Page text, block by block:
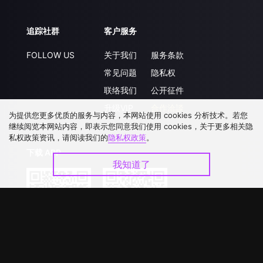
追踪社群
FOLLOW US
客户服务
关于我们
常见问题
联络我们
服务条款
隐私权
公开征件
下载 APP
为提供您更多优质的服务与内容，本网站使用 cookies 分析技术。若您
继续阅览本网站内容，即表示您同意我们使用 cookies，关于更多相关隐
私权政策资讯，请阅读我们的隐私权政策。
我知道了